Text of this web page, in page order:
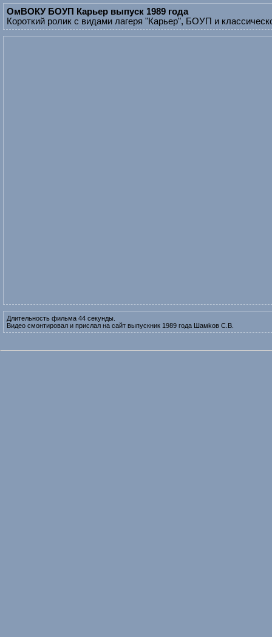
ОмВОКУ БОУП Карьер выпуск 1989 года
Короткий ролик с видами лагеря "Карьер", БОУП и
Длительность фильма 44 секунды.
Видео смонтировал и прислал на сайт выпускник 1989 года Шaмkoв C.В.